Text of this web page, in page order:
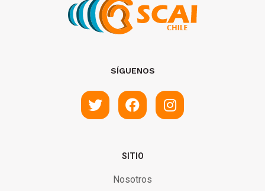
SÍGUENOS
SITIO
Nosotros